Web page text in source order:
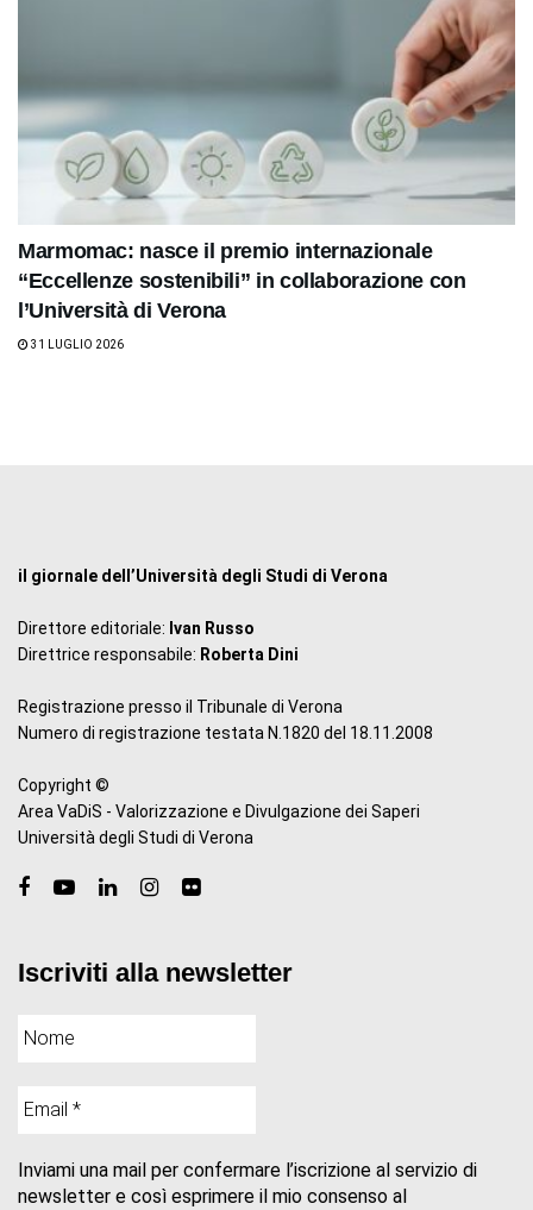
Marmomac: nasce il premio internazionale
“Eccellenze sostenibili” in collaborazione con
l’Università di Verona
31 LUGLIO 2026
il giornale dell’Università degli Studi di Verona
Direttore editoriale: Ivan Russo
Direttrice responsabile: Roberta Dini
Registrazione presso il Tribunale di Verona
Numero di registrazione testata N.1820 del 18.11.2008
Copyright ©
Area VaDiS - Valorizzazione e Divulgazione dei Saperi
Università degli Studi di Verona
Iscriviti alla newsletter
Inviami una mail per confermare l’iscrizione al servizio di
newsletter e così esprimere il mio consenso al